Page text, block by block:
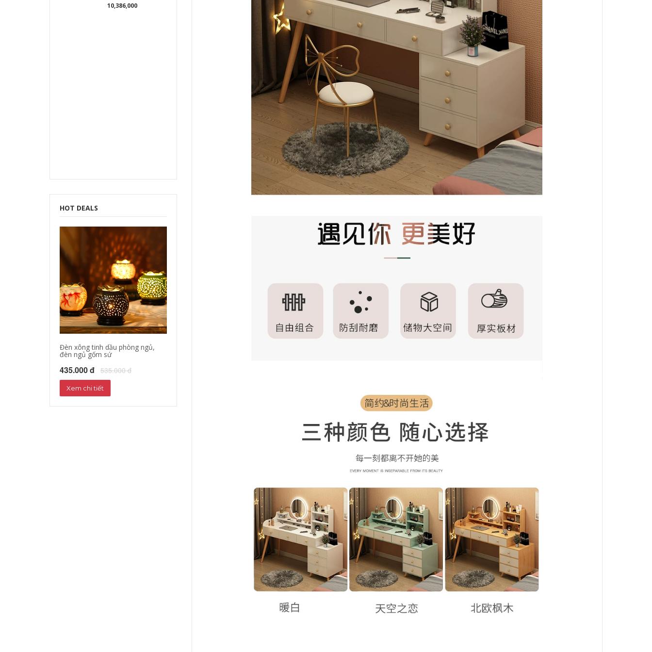
10,386,000 treo tường, giá treo
gương nhà vệ sinh,
gương thông minh
Space nhôm gương
phòng tắm treo
tường có kệ đựng
đồ phòng tắm riêng
biệt tích hợp tủ
gương phòng tắm
phòng tắm đơn giản
bồn rửa bằng gỗ
rắn tích hợp chậu
rửa gương tủ kết
hợp phòng tắm tủ
kính phòng tắm tủ
gương phòng tắm
caesar
4,222,000
gương tủ nhà tắm
Tủ gương phòng
tắm treo tường có
kệ Gương phòng
tắm bằng sợi carbon
đơn giản giá treo tủ
lưu trữ danh sách
lưu trữ tủ gương
lavabo phòng tắm
tủ gương phòng tắm
1,780,000
HOT DEALS
Đèn xông tinh dầu phòng ngủ,
đèn ngủ gốm sứ
435.000 đ 535.000 đ
Xem chi tiết